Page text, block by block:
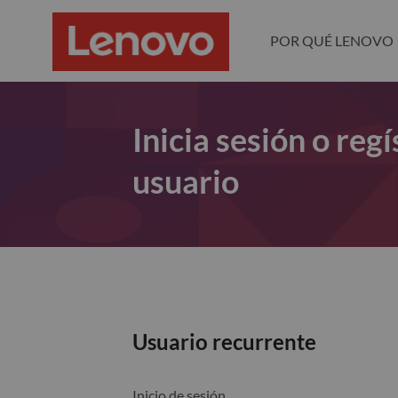
POR QUÉ LENOVO
Inicia sesión o
usuario
Usuario recurrente